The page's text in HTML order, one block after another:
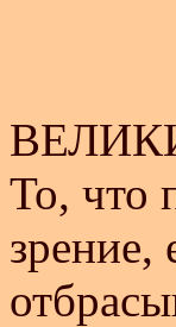
То, что
зрение,